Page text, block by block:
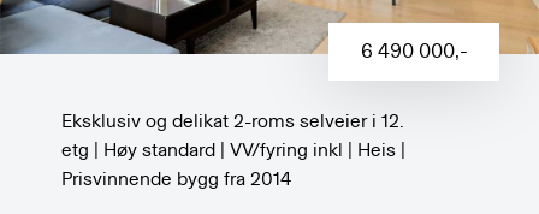
6 490 000,-
Eksklusiv og delikat 2-roms selveier i 12.
etg | Høy standard | VV/fyring inkl | Heis |
Prisvinnende bygg fra 2014